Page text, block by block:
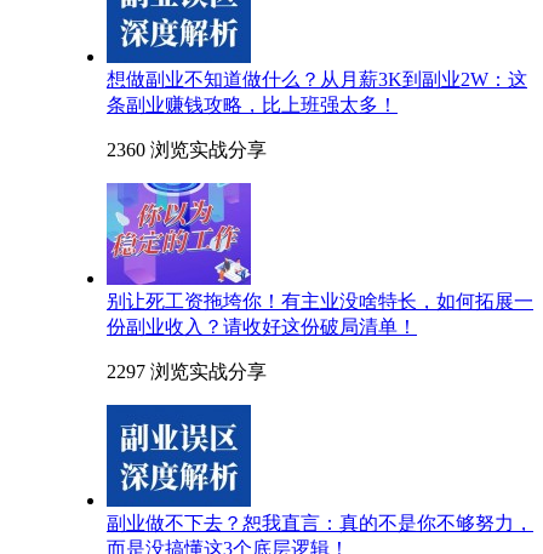
想做副业不知道做什么？从月薪3K到副业2W：这
条副业赚钱攻略，比上班强太多！
2360 浏览实战分享
别让死工资拖垮你！有主业没啥特长，如何拓展一
份副业收入？请收好这份破局清单！
2297 浏览实战分享
副业做不下去？恕我直言：真的不是你不够努力，
而是没搞懂这3个底层逻辑！